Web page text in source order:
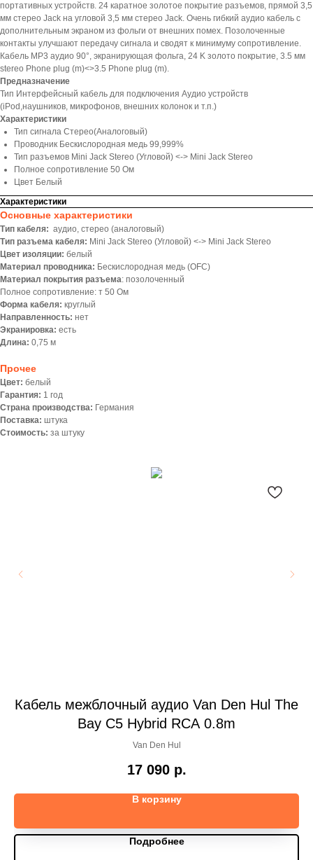
портативных устройств. 24 каратное золотое покрытие разъемов, прямой 3,5
мм стерео Jack на угловой 3,5 мм стерео Jack. Очень гибкий аудио кабель с
дополнительным экраном из фольги от внешних помех. Позолоченные
контакты улучшают передачу сигнала и сводят к минимуму сопротивление.
Кабель MP3 аудио 90°, экранирующая фольга, 24 K золото покрытие, 3.5 мм
stereo Phone plug (m)<>3.5 Phone plug (m).
Предназначение
Тип Интерфейсный кабель для подключения Аудио уcтройств
(iPod,наушников, микрофонов, внешних колонок и т.п.)
Характеристики
Тип сигнала Стерео(Аналоговый)
Проводник Бескислородная медь 99,999%
Тип разъемов Mini Jack Stereo (Угловой) <-> Mini Jack Stereo
Полное сопротивление 50 Ом
Цвет Белый
Характеристики
Основные характеристики
Тип кабеля: аудио, стерео (аналоговый)
Тип разъема кабеля: Mini Jack Stereo (Угловой) <-> Mini Jack Stereo
Цвет изоляции: белый
Материал проводника: Беcкислородная медь (OFC)
Материал покрытия разъема: позолоченный
Полное сопротивление: т 50 Ом
Форма кабеля: круглый
Направленность: нет
Экранировка: есть
Длина: 0,75 м
Прочее
Цвет: белый
Гарантия: 1 год
Страна производства: Германия
Поставка: штука
Стоимость: за штуку
Кабель межблочный аудио Van Den Hul The
Bay C5 Hybrid RCA 0.8m
Van Den Hul
17 090 р.
В корзину
Подробнее